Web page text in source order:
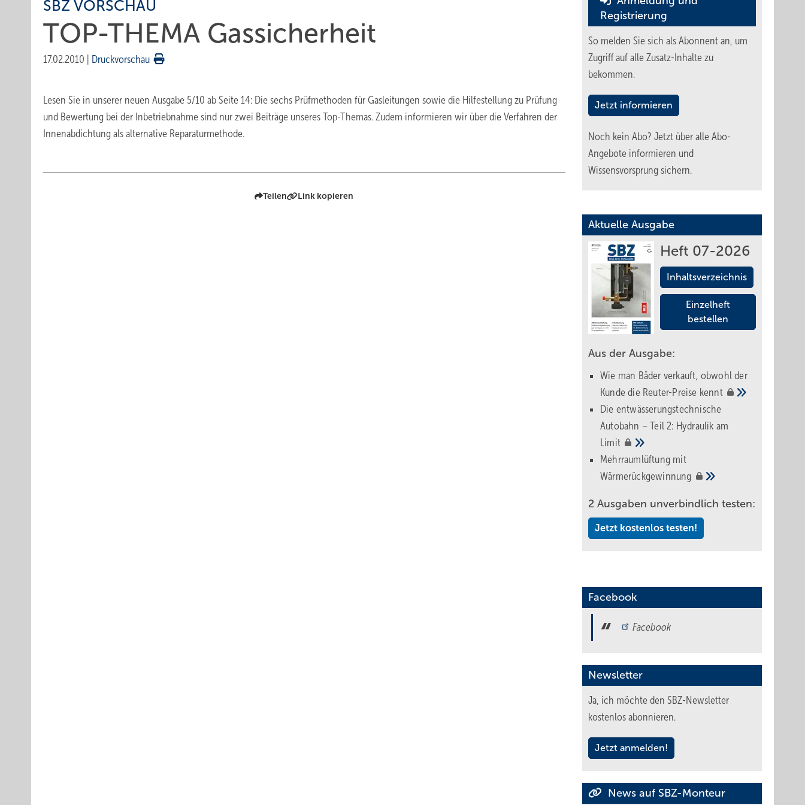
SBZ VORSCHAU
TOP-THEMA Gassicherheit
17.02.2010 Druckvorschau
Lesen Sie in unserer neuen Ausgabe 5/10 ab Seite 14: Die sechs Prüfmethoden für Gasleitungen sowie die Hilfestellung zu Prüfung
und Bewertung bei der Inbetriebnahme sind nur zwei Beiträge unseres Top-Themas. Zudem informieren wir über die Verfahren der
Innenabdichtung als alternative Reparaturmethode.
Teilen Link kopieren
Registrierung
So melden Sie sich als Abonnent an, um
Zugriff auf alle Zusatz-Inhalte zu
bekommen.
Jetzt informieren
Noch kein Abo? Jetzt über alle Abo-
Angebote informieren und
Wissensvorsprung sichern.
Aktuelle Ausgabe
Heft 07-2026
Inhaltsverzeichnis
Einzelheft
bestellen
Aus der Ausgabe:
Wie man Bäder verkauft, obwohl der
Kunde die Reuter-Preise kennt
Die entwässerungstechnische
Autobahn – Teil 2: Hydraulik am
Limit
Mehrraumlüftung mit
Wärmerückgewinnung
2 Ausgaben unverbindlich testen:
Jetzt kostenlos testen!
Facebook
Facebook
Newsletter
Ja, ich möchte den SBZ-Newsletter
kostenlos abonnieren.
Jetzt anmelden!
News auf SBZ-Monteur